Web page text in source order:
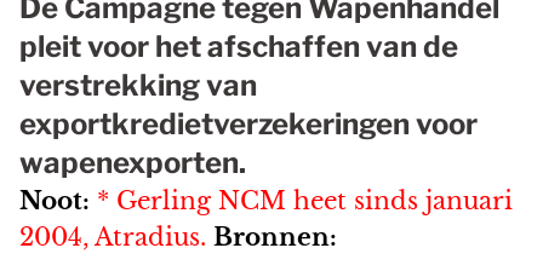
De Campagne tegen Wapenhandel
pleit voor het afschaffen van de
verstrekking van
exportkredietverzekeringen voor
wapenexporten.
Noot: * Gerling NCM heet sinds januari
2004, Atradius. Bronnen: